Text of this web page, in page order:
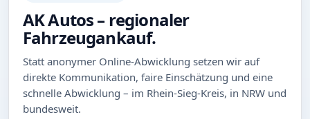
AK Autos – regionaler
Fahrzeugankauf.
Statt anonymer Online-Abwicklung setzen wir auf
direkte Kommunikation, faire Einschätzung und eine
schnelle Abwicklung – im Rhein-Sieg-Kreis, in NRW und
bundesweit.